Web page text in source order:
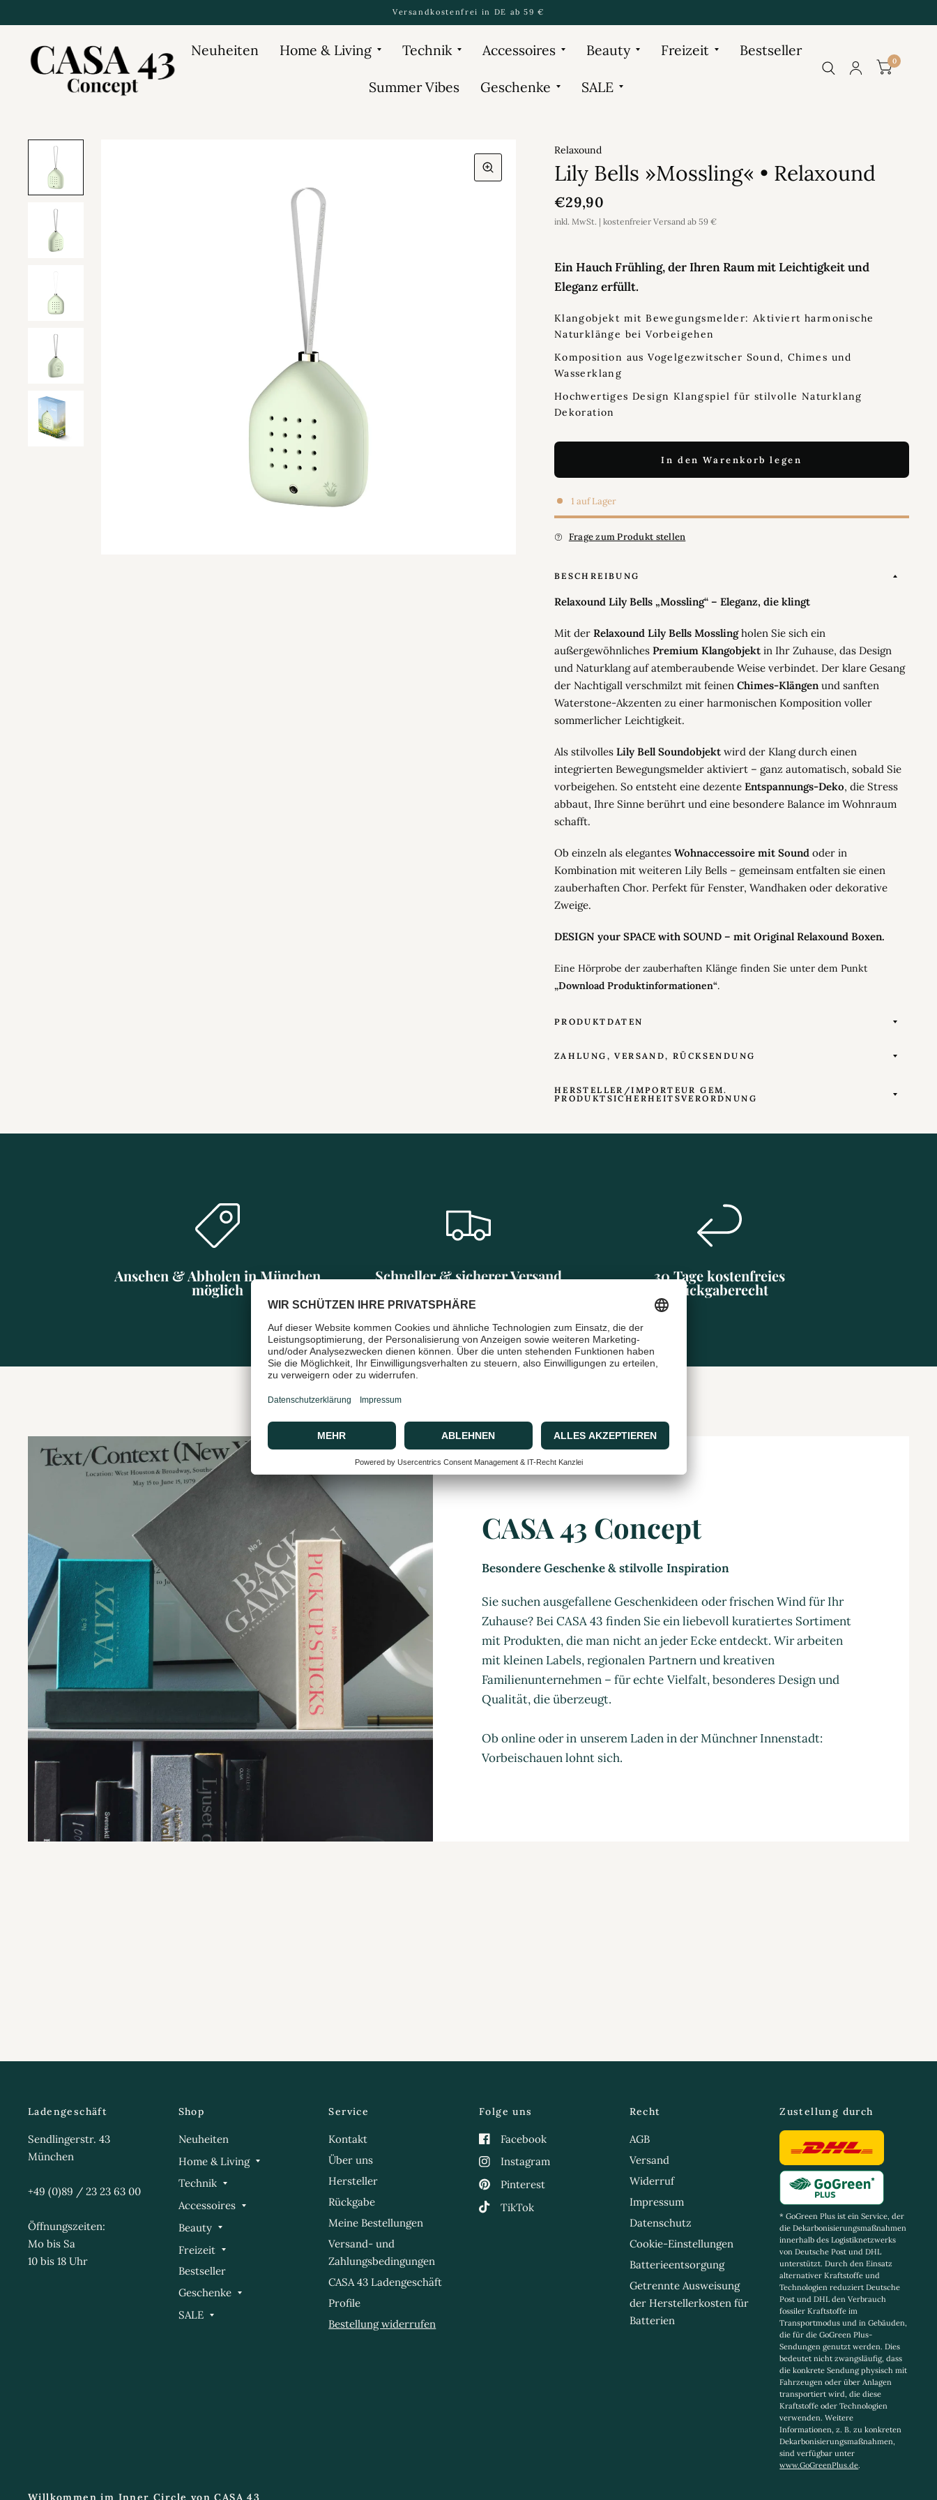
Versandkostenfrei in DE ab 59 €
Neuheiten Home & Living Technik Accessoires Beauty Freizeit Bestseller
Summer Vibes Geschenke SALE
0
Relaxound
Lily Bells »Mossling« • Relaxound
€29,90
inkl. MwSt. | kostenfreier Versand ab 59 €
Ein Hauch Frühling, der Ihren Raum mit Leichtigkeit und
Eleganz erfüllt.
Klangobjekt mit Bewegungsmelder: Aktiviert harmonische
Naturklänge bei Vorbeigehen
Komposition aus Vogelgezwitscher Sound, Chimes und
Wasserklang
Hochwertiges Design Klangspiel für stilvolle Naturklang
Dekoration
In den Warenkorb legen
1 auf Lager
Frage zum Produkt stellen
BESCHREIBUNG
Relaxound Lily Bells „Mossling“ – Eleganz, die klingt
Mit der Relaxound Lily Bells Mosslingholen Sie sich ein
außergewöhnliches Premium Klangobjektin Ihr Zuhause, das Design
und Naturklang auf atemberaubende Weise verbindet. Der klare Gesang
der Nachtigall verschmilzt mit feinen Chimes-Klängenund sanften
Waterstone-Akzenten zu einer harmonischen Komposition voller
sommerlicher Leichtigkeit.
Als stilvolles Lily Bell Soundobjektwird der Klang durch einen
integrierten Bewegungsmelder aktiviert – ganz automatisch, sobald Sie
vorbeigehen. So entsteht eine dezente Entspannungs-Deko, die Stress
abbaut, Ihre Sinne berührt und eine besondere Balance im Wohnraum
schafft.
Ob einzeln als elegantes Wohnaccessoire mit Soundoder in
Kombination mit weiteren Lily Bells – gemeinsam entfalten sie einen
zauberhaften Chor. Perfekt für Fenster, Wandhaken oder dekorative
Zweige.
DESIGN your SPACE with SOUND – mit Original Relaxound Boxen.
Eine Hörprobe der zauberhaften Klänge finden Sie unter dem Punkt
„Download Produktinformationen“.
PRODUKTDATEN
ZAHLUNG, VERSAND, RÜCKSENDUNG
HERSTELLER/IMPORTEUR GEM.
PRODUKTSICHERHEITSVERORDNUNG
Ansehen & Abholen in München
möglich
Schneller & sicherer Versand 30 Tage kostenfreies
Rückgaberecht
CASA 43 Concept
Besondere Geschenke & stilvolle Inspiration
Sie suchen ausgefallene Geschenkideen oder frischen Wind für Ihr
Zuhause? Bei CASA 43 finden Sie ein liebevoll kuratiertes Sortiment
mit Produkten, die man nicht an jeder Ecke entdeckt. Wir arbeiten
mit kleinen Labels, regionalen Partnern und kreativen
Familienunternehmen – für echte Vielfalt, besonderes Design und
Qualität, die überzeugt.
Ob online oder in unserem Laden in der Münchner Innenstadt:
Vorbeischauen lohnt sich.
Ladengeschäft
Sendlingerstr. 43
München
+49 (0)89 / 23 23 63 00
Öffnungszeiten:
Mo bis Sa
10 bis 18 Uhr
Shop
Neuheiten
Home & Living
Technik
Accessoires
Beauty
Freizeit
Bestseller
Geschenke
SALE
Service
Kontakt
Über uns
Hersteller
Rückgabe
Meine Bestellungen
Versand- und
Zahlungsbedingungen
CASA 43 Ladengeschäft
Profile
Bestellung widerrufen
Folge uns
Facebook
Instagram
Pinterest
TikTok
Recht
AGB
Versand
Widerruf
Impressum
Datenschutz
Cookie-Einstellungen
Batterieentsorgung
Getrennte Ausweisung
der Herstellerkosten für
Batterien
Zustellung durch
* GoGreen Plus ist ein Service, der
die Dekarbonisierungsmaßnahmen
innerhalb des Logistiknetzwerks
von Deutsche Post und DHL
unterstützt. Durch den Einsatz
alternativer Kraftstoffe und
Technologien reduziert Deutsche
Post und DHL den Verbrauch
fossiler Kraftstoffe im
Transportmodus und in Gebäuden,
die für die GoGreen Plus-
Sendungen genutzt werden. Dies
bedeutet nicht zwangsläufig, dass
die konkrete Sendung physisch mit
Fahrzeugen oder über Anlagen
transportiert wird, die diese
Kraftstoffe oder Technologien
verwenden. Weitere
Informationen, z. B. zu konkreten
Dekarbonisierungsmaßnahmen,
sind verfügbar unter
www.GoGreenPlus.de.
Willkommen im Inner Circle von CASA 43